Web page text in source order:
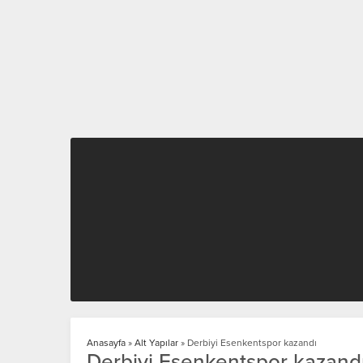
Anasayfa » Alt Yapılar » Derbiyi Esenkentspor kazandı